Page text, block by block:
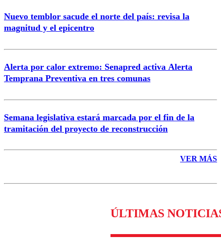
Nuevo temblor sacude el norte del país: revisa la
magnitud y el epicentro
Alerta por calor extremo: Senapred activa Alerta
Temprana Preventiva en tres comunas
Semana legislativa estará marcada por el fin de la
tramitación del proyecto de reconstrucción
VER MÁS
ÚLTIMAS